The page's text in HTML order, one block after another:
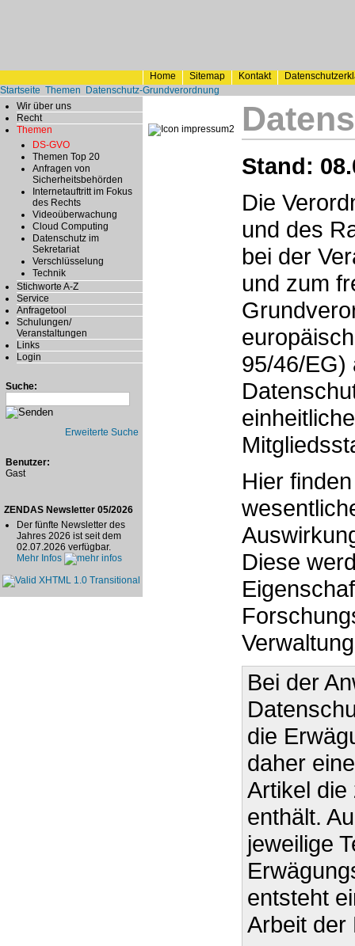
Home Sitemap Kontakt
Startseite Themen
Datenschutz-Grundverordnung
Wir über uns
Recht
Themen
DS-GVO
Themen Top 20
Anfragen von
Sicherheitsbehörden
Internetauftritt im Fokus
des Rechts
Videoüberwachung
Cloud Computing
Datenschutz im
Sekretariat
Verschlüsselung
Technik
Stichworte A-Z
Service
Anfragetool
Schulungen/
Veranstaltungen
Links
Login
Suche:
Erweiterte Suche
Benutzer:
Gast
ZENDAS Newsletter 05/2026
Der fünfte Newsletter des
Jahres 2026 ist seit dem
02.07.2026 verfügbar.
Mehr Infos
Stand:
Die
und des
bei der
und zum
95/46/EG)
Hier
Diese
Bei der
die
daher
Artikel die
enthält.
jeweilige
entsteht
Arbeit der